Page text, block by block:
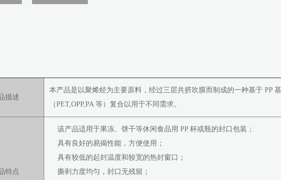
描述
本产品是以聚烯烃为主要原料，经过三层共挤吹膜而制成的一种基于 PP
（PET,OPP,PA 等）复合以用于不同需求。
特点
该产品适用于果冻、饼干等休闲食品用 PP 杯或瓶的封口包装；
具有良好的易揭性能，方便使用；
具有较低的起封温度和较宽的热封窗口；
撕剥力度均匀，封口无残留；